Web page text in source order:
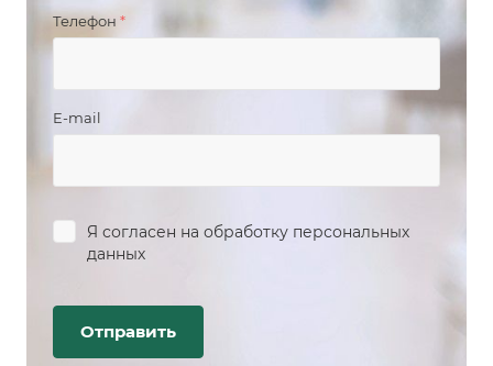
Телефон *
E-mail
Я согласен на обработку персональных
данных